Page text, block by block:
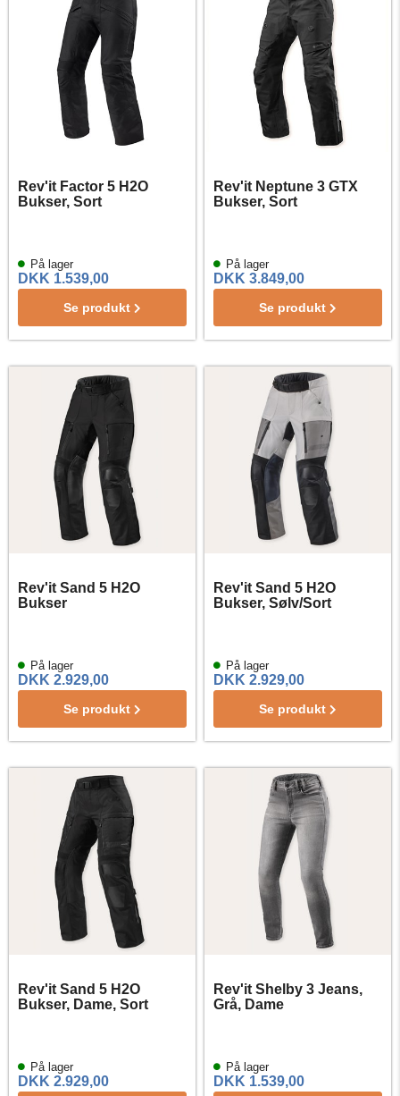
Rev'it Factor 5 H2O
Bukser, Sort
På lager
DKK 1.539,00
Se produkt
Rev'it Neptune 3 GTX
Bukser, Sort
På lager
DKK 3.849,00
Se produkt
Rev'it Sand 5 H2O
Bukser
På lager
DKK 2.929,00
Se produkt
Rev'it Sand 5 H2O
Bukser, Sølv/Sort
På lager
DKK 2.929,00
Se produkt
Rev'it Sand 5 H2O
Bukser, Dame, Sort
På lager
DKK 2.929,00
Rev'it Shelby 3 Jeans,
Grå, Dame
På lager
DKK 1.539,00